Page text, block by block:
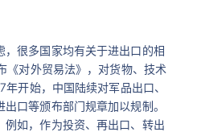
很多国家均有关于进出口的相
《对外贸易法》，对货物、技术
开始，中国陆续对军品出口、
口等颁布部门规章加以规制。
如，作为投资、再出口、转出